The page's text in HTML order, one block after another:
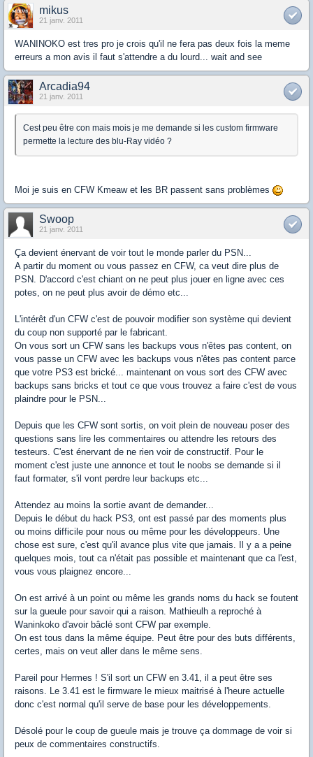
mikus
21 janv. 2011
WANINOKO est tres pro je crois qu'il ne fera pas deux fois la meme
erreurs a mon avis il faut s'attendre a du lourd... wait and see
Arcadia94
21 janv. 2011
Cest peu être con mais mois je me demande si les custom firmware
permette la lecture des blu-Ray vidéo ?
Moi je suis en CFW Kmeaw et les BR passent sans problèmes
Swoop
21 janv. 2011
Ça devient énervant de voir tout le monde parler du PSN...
A partir du moment ou vous passez en CFW, ca veut dire plus de
PSN. D'accord c'est chiant on ne peut plus jouer en ligne avec ces
potes, on ne peut plus avoir de démo etc...
L'intérêt d'un CFW c'est de pouvoir modifier son système qui devient
du coup non supporté par le fabricant.
On vous sort un CFW sans les backups vous n'êtes pas content, on
vous passe un CFW avec les backups vous n'êtes pas content parce
que votre PS3 est brické... maintenant on vous sort des CFW avec
backups sans bricks et tout ce que vous trouvez a faire c'est de vous
plaindre pour le PSN...
Depuis que les CFW sont sortis, on voit plein de nouveau poser des
questions sans lire les commentaires ou attendre les retours des
testeurs. C'est énervant de ne rien voir de constructif. Pour le
moment c'est juste une annonce et tout le noobs se demande si il
faut formater, s'il vont perdre leur backups etc...
Attendez au moins la sortie avant de demander...
Depuis le début du hack PS3, ont est passé par des moments plus
ou moins difficile pour nous ou même pour les développeurs. Une
chose est sure, c'est qu'il avance plus vite que jamais. Il y a a peine
quelques mois, tout ca n'était pas possible et maintenant que ca l'est,
vous vous plaignez encore...
On est arrivé à un point ou même les grands noms du hack se foutent
sur la gueule pour savoir qui a raison. Mathieulh a reproché à
Waninkoko d'avoir bâclé sont CFW par exemple.
On est tous dans la même équipe. Peut être pour des buts différents,
certes, mais on veut aller dans le même sens.
Pareil pour Hermes ! S'il sort un CFW en 3.41, il a peut être ses
raisons. Le 3.41 est le firmware le mieux maitrisé à l'heure actuelle
donc c'est normal qu'il serve de base pour les développements.
Désolé pour le coup de gueule mais je trouve ça dommage de voir si
peux de commentaires constructifs.